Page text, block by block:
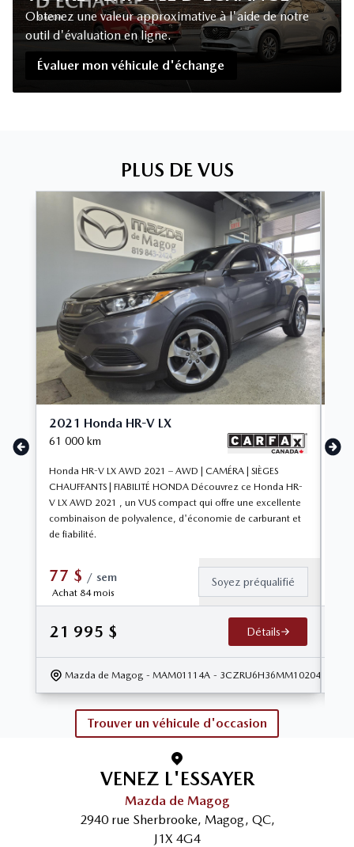
Obtenez une valeur approximative à l'aide de notre
outil d'évaluation en ligne.
Évaluer mon véhicule d'échange
PLUS DE VUS
2021 Honda HR-V LX
61 000 km
Honda HR-V LX AWD 2021 – AWD | CAMÉRA | SIÈGES
CHAUFFANTS | FIABILITÉ HONDA Découvrez ce Honda HR-
V LX AWD 2021 , un VUS compact qui offre une excellente
combinaison de polyvalence, d'économie de carburant et
de fiabilité.
77 $ / sem
Achat 84 mois
Soyez préqualifié
21 995 $ Détails
Mazda de Magog - MAM01114A - 3CZRU6H36MM102042
84
Trouver un véhicule d'occasion
VENEZ L'ESSAYER
Mazda de Magog
2940 rue Sherbrooke, Magog, QC,
J1X 4G4